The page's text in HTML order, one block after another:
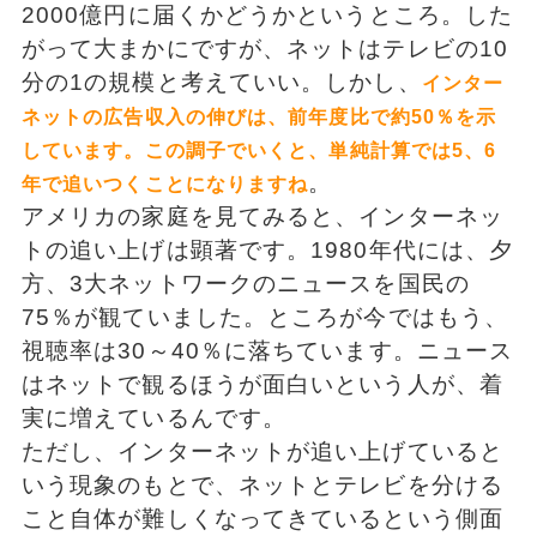
2000億円に届くかどうかというところ。した
がって大まかにですが、ネットはテレビの10
分の1の規模と考えていい。しかし、
インター
ネットの広告収入の伸びは、前年度比で約50％を示
しています。この調子でいくと、単純計算では5、6
年で追いつくことになりますね。
アメリカの家庭を見てみると、インターネッ
トの追い上げは顕著です。1980年代には、夕
方、3大ネットワークのニュースを国民の
75％が観ていました。ところが今ではもう、
視聴率は30～40％に落ちています。ニュース
はネットで観るほうが面白いという人が、着
実に増えているんです。
ただし、インターネットが追い上げていると
いう現象のもとで、ネットとテレビを分ける
こと自体が難しくなってきているという側面